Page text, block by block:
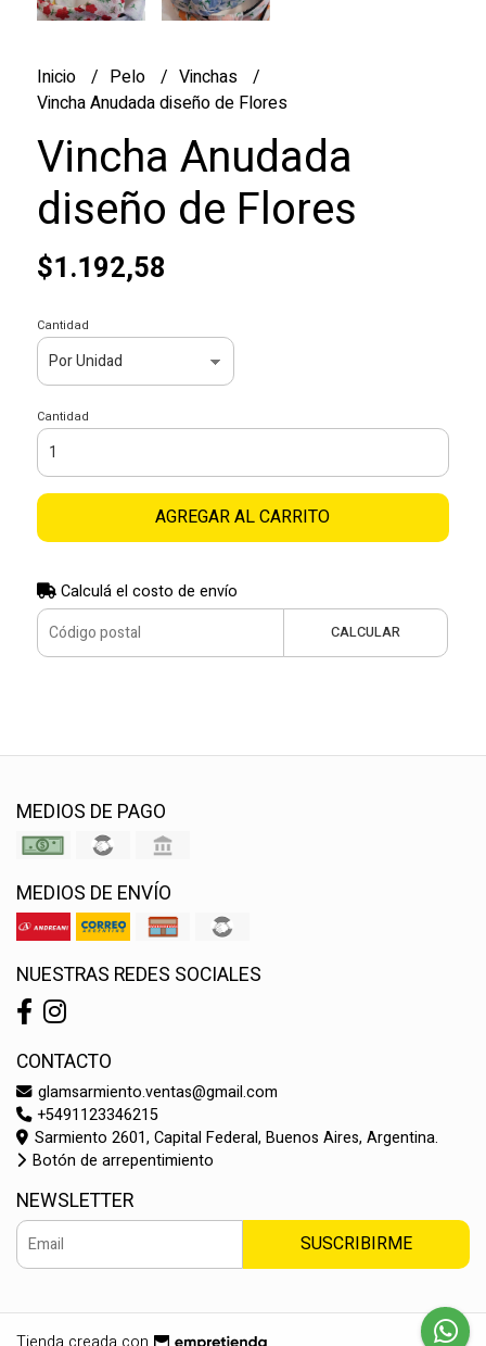
Inicio Pelo
Vinchas
Vincha Anudada diseño de Flores
Vincha Anudada
diseño de Flores
$1.192,58
Cantidad
Cantidad
AGREGAR AL CARRITO
Calculá el costo de envío
CALCULAR
MEDIOS DE PAGO
MEDIOS DE ENVÍO
NUESTRAS REDES SOCIALES
CONTACTO
glamsarmiento.ventas@gmail.com
+5491123346215
Sarmiento 2601, Capital Federal, Buenos Aires, Argentina.
Botón de arrepentimiento
NEWSLETTER
SUSCRIBIRME